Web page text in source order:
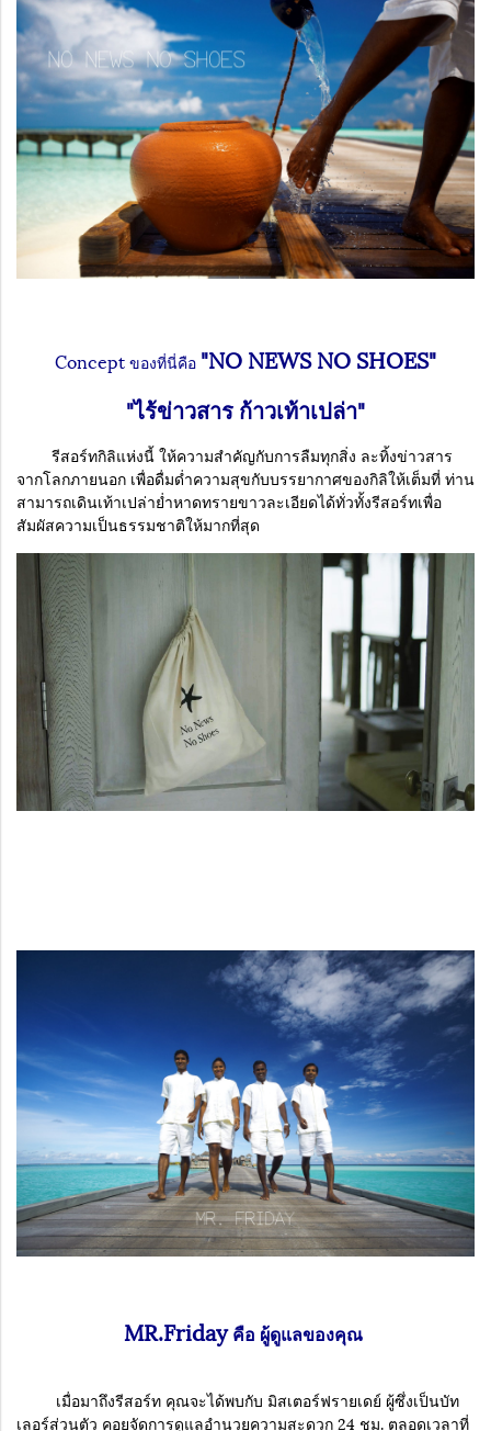
Conceptของที่นี่คือ "NO NEWS NO SHOES"
"ไร้ข่าวสาร ก้าวเท้าเปล่า"
รีสอร์ทกิลิแห่งนี้ ให้ความสำคัญกับการลืมทุกสิ่ง ละทิ้งข่าวสาร
จากโลกภายนอก เพื่อดื่มด่ำความสุขกับบรรยากาศของกิลิให้เต็มที่ ท่าน
สามารถเดินเท้าเปล่าย่ำหาดทรายขาวละเอียดได้ทั่วทั้งรีสอร์ทเพื่อ
สัมผัสความเป็นธรรมชาติให้มากที่สุด
MR.Friday คือ ผู้ดูแลของคุณ
เมื่อมาถึงรีสอร์ท คุณจะได้พบกับ มิสเตอร์ฟรายเดย์ ผู้ซึ่งเป็นบัท
เลอร์ส่วนตัว คอยจัดการดูแลอำนวยความสะดวก 24 ชม. ตลอดเวลาที่